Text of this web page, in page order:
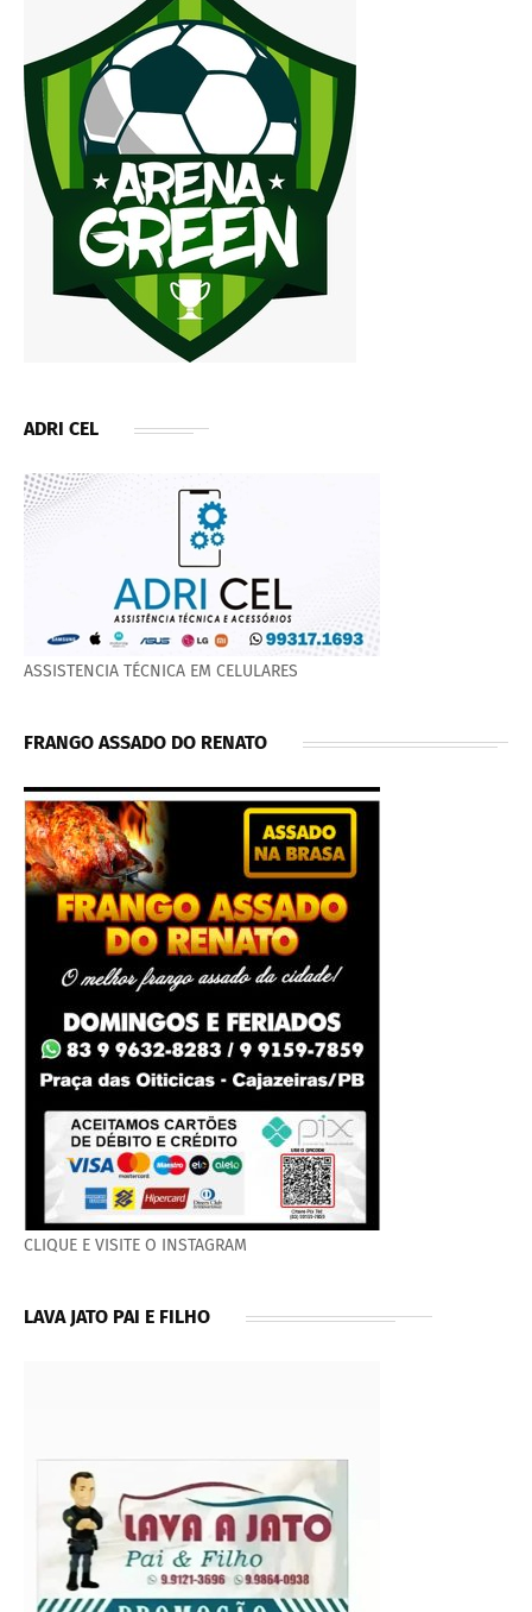
ADRI CEL
ASSISTENCIA TÉCNICA EM CELULARES
FRANGO ASSADO DO RENATO
CLIQUE E VISITE O INSTAGRAM
LAVA JATO PAI E FILHO